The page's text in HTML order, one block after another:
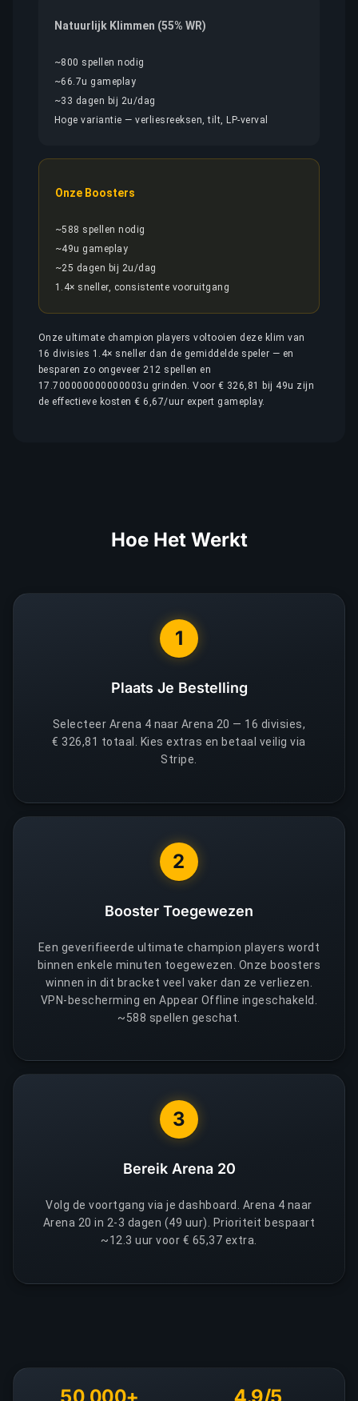
Natuurlijk Klimmen (55% WR)
~800 spellen nodig
~66.7u gameplay
~33 dagen bij 2u/dag
Hoge variantie — verliesreeksen, tilt, LP-verval
Onze Boosters
~588 spellen nodig
~49u gameplay
~25 dagen bij 2u/dag
1.4× sneller, consistente vooruitgang
Onze ultimate champion players voltooien deze klim van
16 divisies 1.4× sneller dan de gemiddelde speler — en
besparen zo ongeveer 212 spellen en
17.700000000000003u grinden. Voor € 326,81 bij 49u zijn
de effectieve kosten € 6,67/uur expert gameplay.
Hoe Het Werkt
1
Plaats Je Bestelling
Selecteer Arena 4 naar Arena 20 — 16 divisies,
€ 326,81 totaal. Kies extras en betaal veilig via
Stripe.
2
Booster Toegewezen
Een geverifieerde ultimate champion players wordt
binnen enkele minuten toegewezen. Onze boosters
winnen in dit bracket veel vaker dan ze verliezen.
VPN-bescherming en Appear Offline ingeschakeld.
~588 spellen geschat.
3
Bereik Arena 20
Volg de voortgang via je dashboard. Arena 4 naar
Arena 20 in 2-3 dagen (49 uur). Prioriteit bespaart
~12.3 uur voor € 65,37 extra.
50,000+ 4.9/5